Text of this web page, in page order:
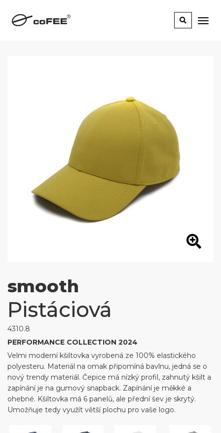
smooth
Pistáciová
4310.8
PERFORMANCE COLLECTION 2024
Velmi moderní kšiltovka vyrobená ze 100% elastického
polyesteru. Materiál na omak připomíná bavlnu, jedná se o
nový trendy materiál. Čepice má nízký profil, zahnutý kšilt a
zapínání je na gumový snapback. Zapínání je měkké a
ohebné. Kšiltovka má 6 panelů, ale přední šev je skrytý.
Umožňuje tedy využít větší plochu pro vaše logo.